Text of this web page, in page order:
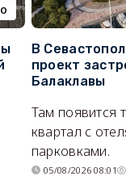
В
проект
Балаклавы
Там появится
квартал с
парковками.
05/08/2026 08:01